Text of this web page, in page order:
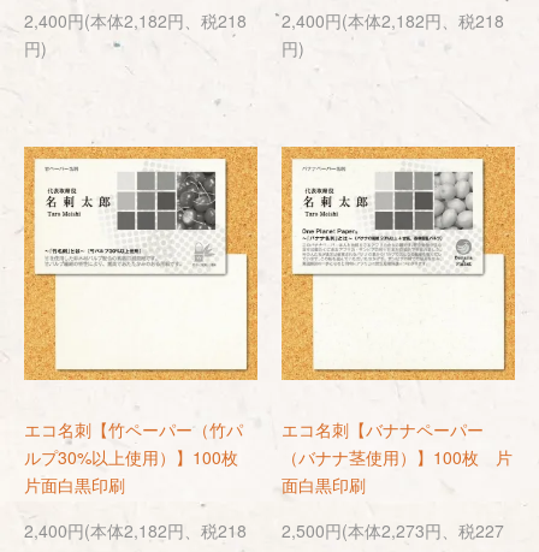
2,400円(本体2,182円、税218
円)
2,400円(本体2,182円、税218
円)
エコ名刺【竹ペーパー（竹パ
ルプ30%以上使用）】100枚
片面白黒印刷
2,400円(本体2,182円、税218
エコ名刺【バナナペーパー
（バナナ茎使用）】100枚 片
面白黒印刷
2,500円(本体2,273円、税227